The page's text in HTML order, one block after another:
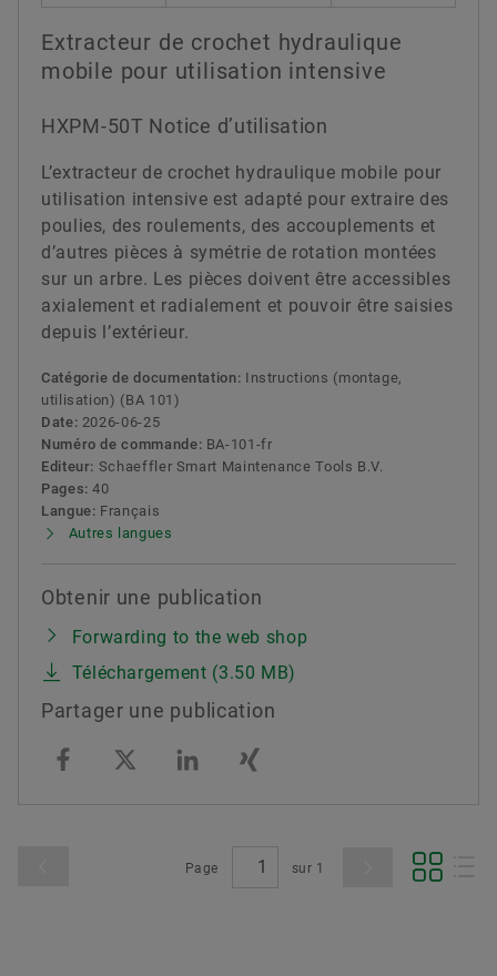
Extracteur de crochet hydraulique
mobile pour utilisation intensive
HXPM-50T Notice d’utilisation
L’extracteur de crochet hydraulique mobile pour
utilisation intensive est adapté pour extraire des
poulies, des roulements, des accouplements et
d’autres pièces à symétrie de rotation montées
sur un arbre. Les pièces doivent être accessibles
axialement et radialement et pouvoir être saisies
depuis l’extérieur.
Catégorie de documentation: Instructions (montage,
utilisation) (BA 101)
Date: 2026-06-25
Numéro de commande: BA-101-fr
Editeur: Schaeffler Smart Maintenance Tools B.V.
Pages: 40
Langue: Français
Autres langues
Obtenir une publication
Forwarding to the web shop
Téléchargement (3.50 MB)
Partager une publication
Page sur 1